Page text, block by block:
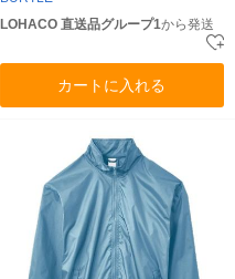
LOHACO 直送品グループ1から発送
カートに入れる